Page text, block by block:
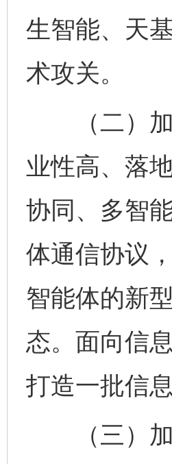
生智能、天
术攻关。
（二）加
业性高、落
协同、多智
体通信协议
智能体的新
态。面向信
打造一批信
（三）加